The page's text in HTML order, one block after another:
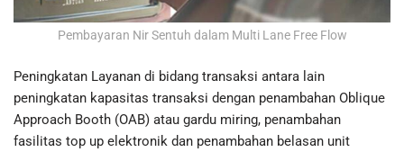
Pembayaran Nir Sentuh dalam Multi Lane Free Flow
Peningkatan Layanan di bidang transaksi antara lain
peningkatan kapasitas transaksi dengan penambahan Oblique
Approach Booth (OAB) atau gardu miring, penambahan
fasilitas top up elektronik dan penambahan belasan unit